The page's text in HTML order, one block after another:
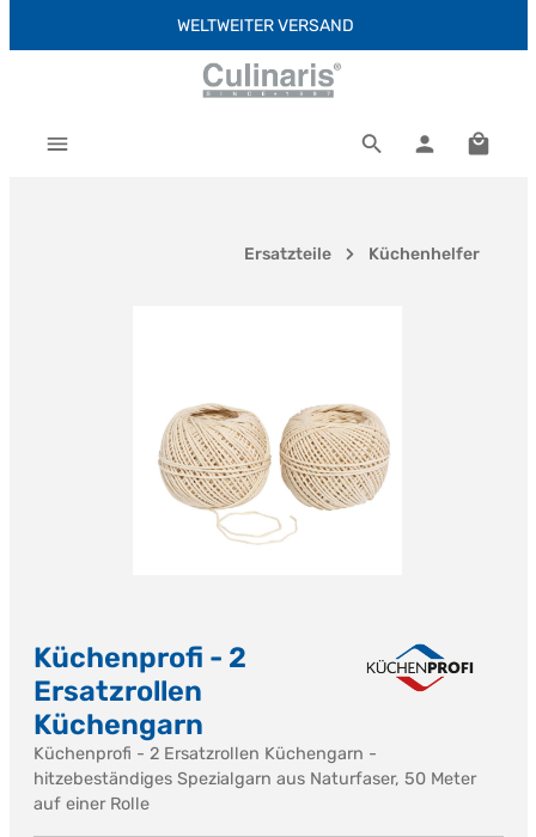
Zum Hauptinhalt springenWELTWEITER VERSAND
Ersatzteile Küchenhelfer
Küchenprofi - 2
Ersatzrollen
Küchengarn
Küchenprofi - 2 Ersatzrollen Küchengarn -
hitzebeständiges Spezialgarn aus Naturfaser, 50 Meter
auf einer Rolle